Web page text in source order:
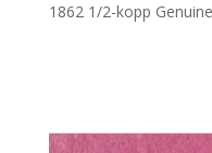
1862 1/2-kopp